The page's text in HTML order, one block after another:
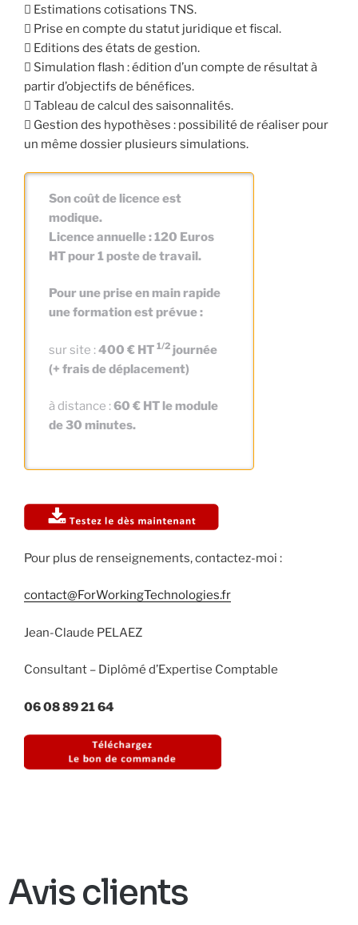
 Estimations cotisations TNS.
 Prise en compte du statut juridique et fiscal.
 Editions des états de gestion.
 Simulation flash : édition d’un compte de résultat à
partir d’objectifs de bénéfices.
 Tableau de calcul des saisonnalités.
 Gestion des hypothèses : possibilité de réaliser pour
un même dossier plusieurs simulations.
Son coût de licence est
modique.
Licence annuelle : 120 Euros
HT pour 1 poste de travail.
Pour une prise en main rapide
une formation est prévue :
sur site :400 € HT 1/2 journée
(+ frais de déplacement)
à distance :60 € HT le module
de 30 minutes.
Pour plus de renseignements, contactez-moi :
contact@ForWorkingTechnologies.fr
Jean-Claude PELAEZ
Consultant – Diplômé d’Expertise Comptable
06 08 89 21 64
Avis clients